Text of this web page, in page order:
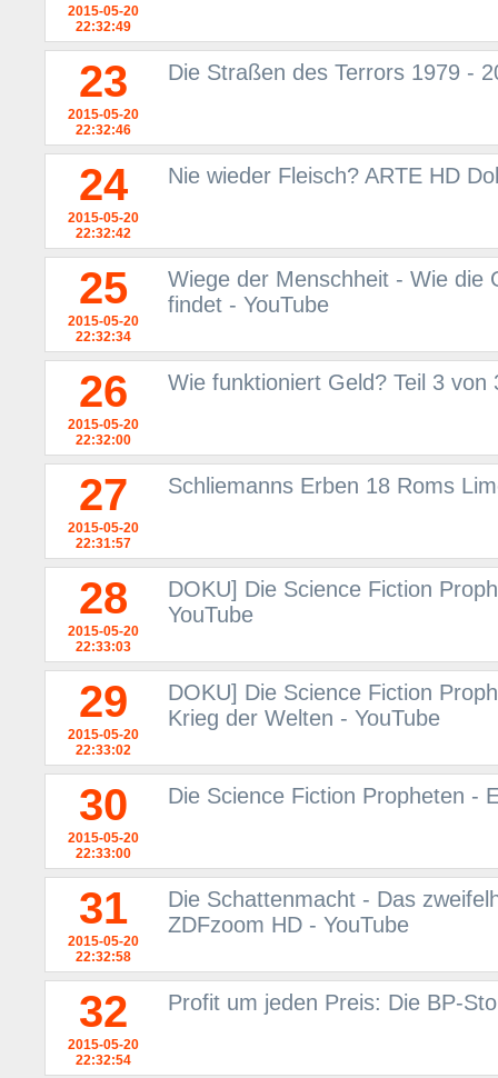
2015-05-20
22:32:49
23
2015-05-20
22:32:46
Die Straßen des Terrors 1979 -
24
2015-05-20
22:32:42
Nie wieder Fleisch? ARTE HD
25
2015-05-20
22:32:34
Wiege der Menschheit - Wie die
findet - YouTube
26
2015-05-20
22:32:00
Wie funktioniert Geld? Teil 3 von
27
2015-05-20
22:31:57
Schliemanns Erben 18 Roms
28
2015-05-20
22:33:03
DOKU] Die Science Fiction
YouTube
29
2015-05-20
22:33:02
DOKU] Die Science Fiction
Krieg der Welten - YouTube
30
2015-05-20
22:33:00
Die Science Fiction Propheten -
31
2015-05-20
22:32:58
Die Schattenmacht - Das
ZDFzoom HD - YouTube
32
2015-05-20
22:32:54
Profit um jeden Preis: Die BP-